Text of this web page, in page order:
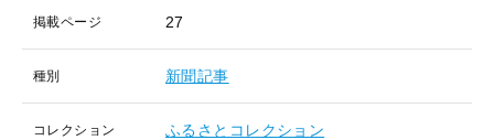
掲載ページ 27
種別 新聞記事
コレクション ふるさとコレクション